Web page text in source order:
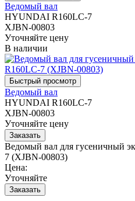
Ведомый вал
HYUNDAI R160LC-7
XJBN-00803
Уточняйте цену
В наличии
Ведомый вал
HYUNDAI R160LC-7
XJBN-00803
Уточняйте цену
Ведомый вал для гусеничный
7 (XJBN-00803)
Цена:
Уточняйте